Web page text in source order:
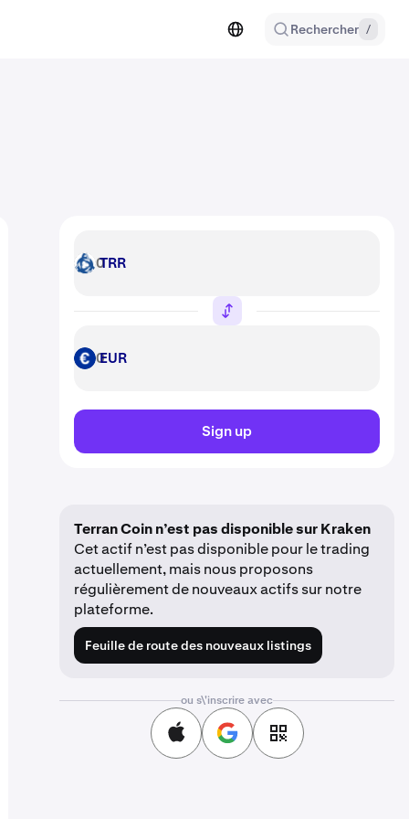
Rechercher /
TRR TRR
EUR EUR
Sign up
Terran Coin n’est pas disponible sur Kraken
Cet actif n’est pas disponible pour le trading
actuellement, mais nous proposons
régulièrement de nouveaux actifs sur notre
plateforme.
Feuille de route des nouveaux listings
ou s\'inscrire avec